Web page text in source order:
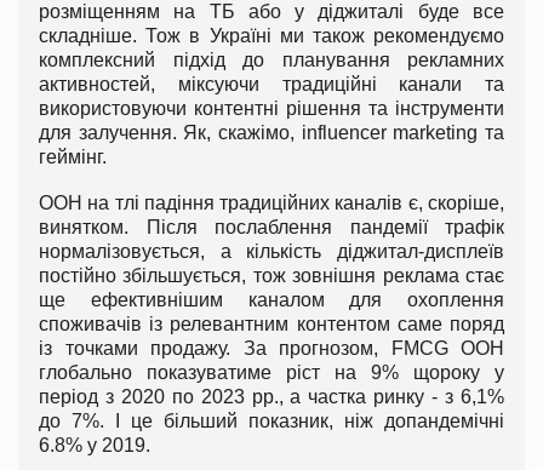
розміщенням на ТБ або у діджиталі буде все
складніше. Тож в Україні ми також рекомендуємо
комплексний підхід до планування рекламних
активностей, міксуючи традиційні канали та
використовуючи контентні рішення та інструменти
для залучення. Як, скажімо, influencer marketing та
геймінг.
OOH на тлі падіння традиційних каналів є, скоріше,
винятком. Після послаблення пандемії трафік
нормалізовується, а кількість діджитал-дисплеїв
постійно збільшується, тож зовнішня реклама стає
ще ефективнішим каналом для охоплення
споживачів із релевантним контентом саме поряд
із точками продажу. За прогнозом, FMCG OOH
глобально показуватиме ріст на 9% щороку у
період з 2020 по 2023 рр., а частка ринку - з 6,1%
до 7%. І це більший показник, ніж допандемічні
6.8% у 2019.